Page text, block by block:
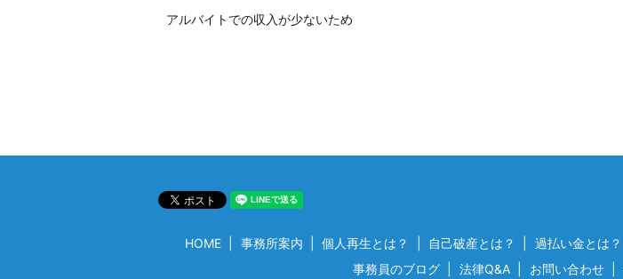
アルバイトでの収入が少ないため
HOME 事務所案内 個人再生とは？ 自己破産とは？ 過払い金とは？
事務員のブログ
法律Q&A お問い合わせ